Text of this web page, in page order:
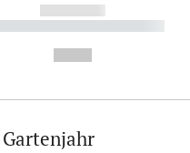
------------
----------- ----------
Gartenjahr